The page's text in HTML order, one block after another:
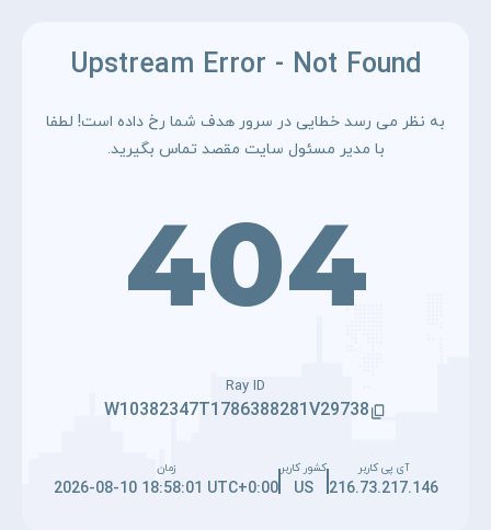
Upstream Error - Not Found
به نظر می رسد خطایی در سرور هدف شما رخ داده است! لطفا
با مدیر مسئول سایت مقصد تماس بگیرید.
404
Ray ID
W10382347T1786388281V29738
آی پی کاربر
216.73.217.146
کشور کاربر
US
زمان
2026-08-10 18:58:01 UTC+0:00